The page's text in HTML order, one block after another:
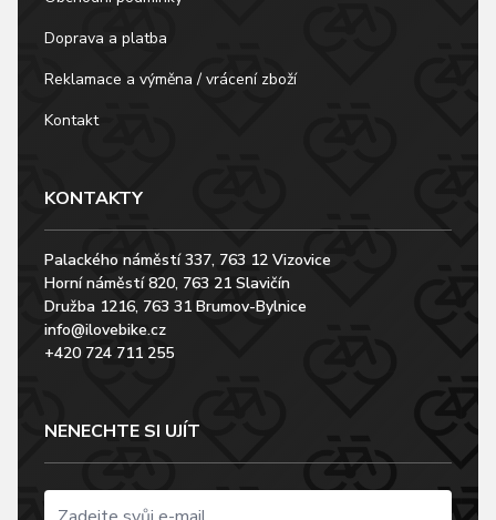
Doprava a platba
Reklamace a výměna / vrácení zboží
Kontakt
KONTAKTY
Palackého náměstí 337, 763 12 Vizovice
Horní náměstí 820, 763 21 Slavičín
Družba 1216, 763 31 Brumov-Bylnice
info@ilovebike.cz
+420 724 711 255
NENECHTE SI UJÍT